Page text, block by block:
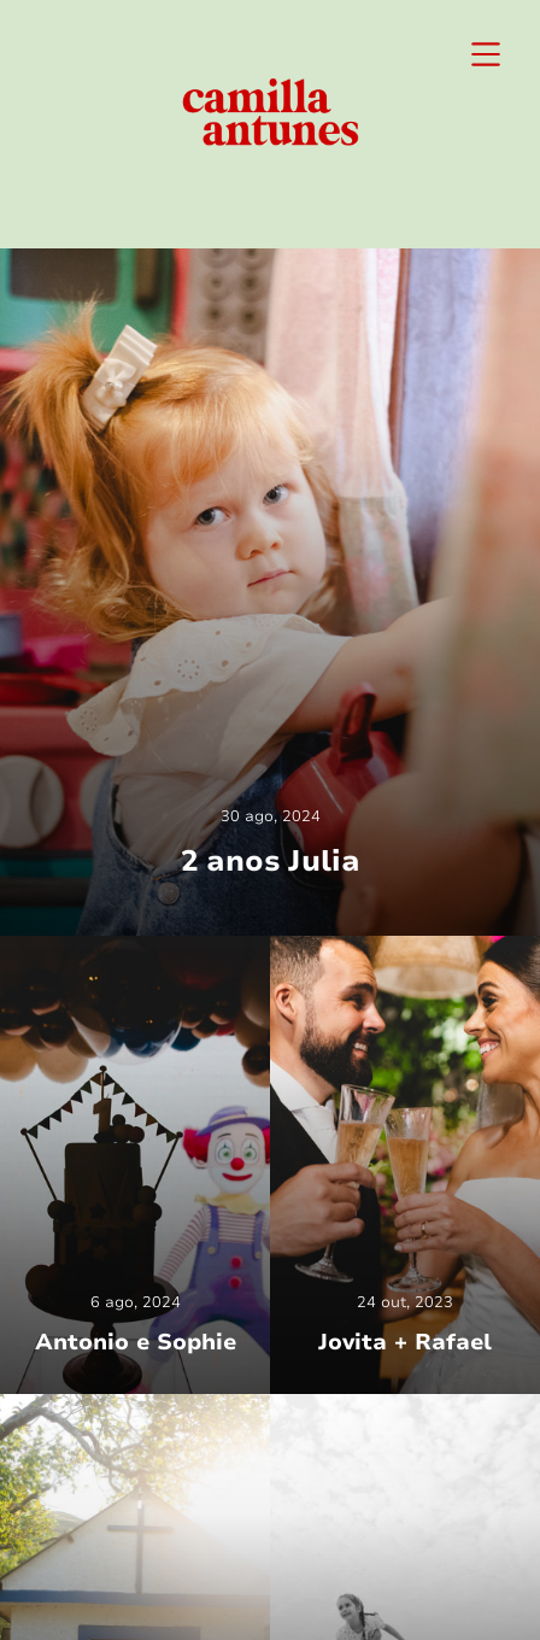
30 ago, 2024
2 anos Julia
6 ago, 2024
Antonio e Sophie
24 out, 2023
Jovita + Rafael